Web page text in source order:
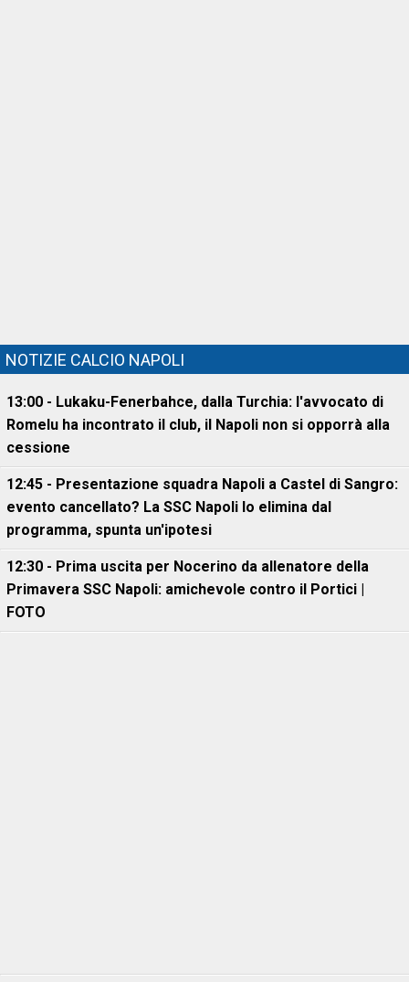
NOTIZIE CALCIO NAPOLI
13:00 - Lukaku-Fenerbahce, dalla Turchia: l'avvocato di
Romelu ha incontrato il club, il Napoli non si opporrà alla
cessione
12:45 - Presentazione squadra Napoli a Castel di Sangro:
evento cancellato? La SSC Napoli lo elimina dal
programma, spunta un'ipotesi
12:30 - Prima uscita per Nocerino da allenatore della
Primavera SSC Napoli: amichevole contro il Portici |
FOTO